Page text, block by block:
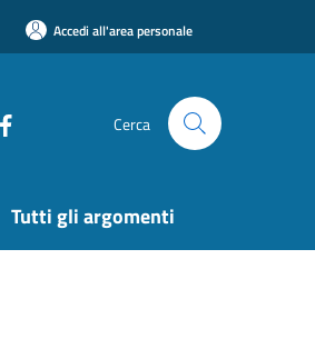
Accedi all'area personale
Cerca
Tutti gli argomenti